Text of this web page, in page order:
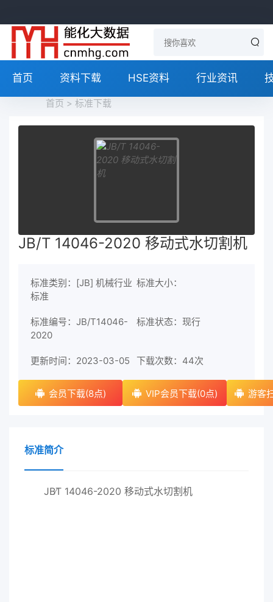
首页 资料下载 HSE资料 行业资讯
首页 > 标准下载
JB/T 14046-2020 移动式水切割机
标准类别：[JB] 机械行业
标准
标准大小：
标准编号：JB/T14046-
2020
标准状态：现行
更新时间：2023-03-05 下载次数： 44次
会员下载(8点) VIP会员下载(0点) 游客
标准简介
JB∕T 14046-2020 移动式水切割机